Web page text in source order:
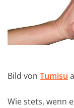
Bild von Tumisu
Wie stets, wenn